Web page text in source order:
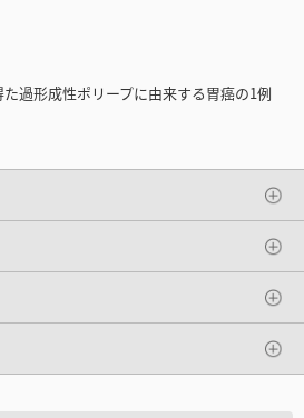
過形成性ポリープに由来する胃癌の1例